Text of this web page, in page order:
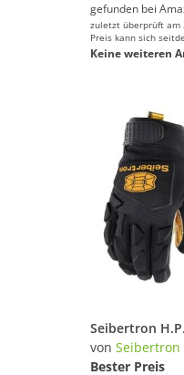
gefunden bei
zuletzt überprüft am
Preis kann sich
Keine weiteren
von Seibertron
Bester Preis